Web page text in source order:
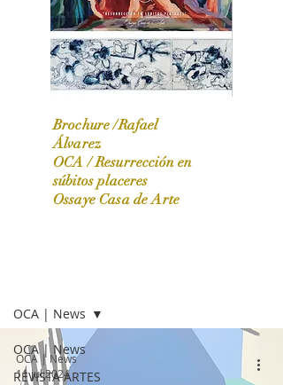
OCA|News 31 / Marzo-Abril / 2024
Brochure /Rafael
Álvarez
OCA /Resurrección en
súbitos placeres
Ossaye Casa de Arte
OCA | News
REVISTA ARTES
OCA | News
OCA | News
11 jul 2024